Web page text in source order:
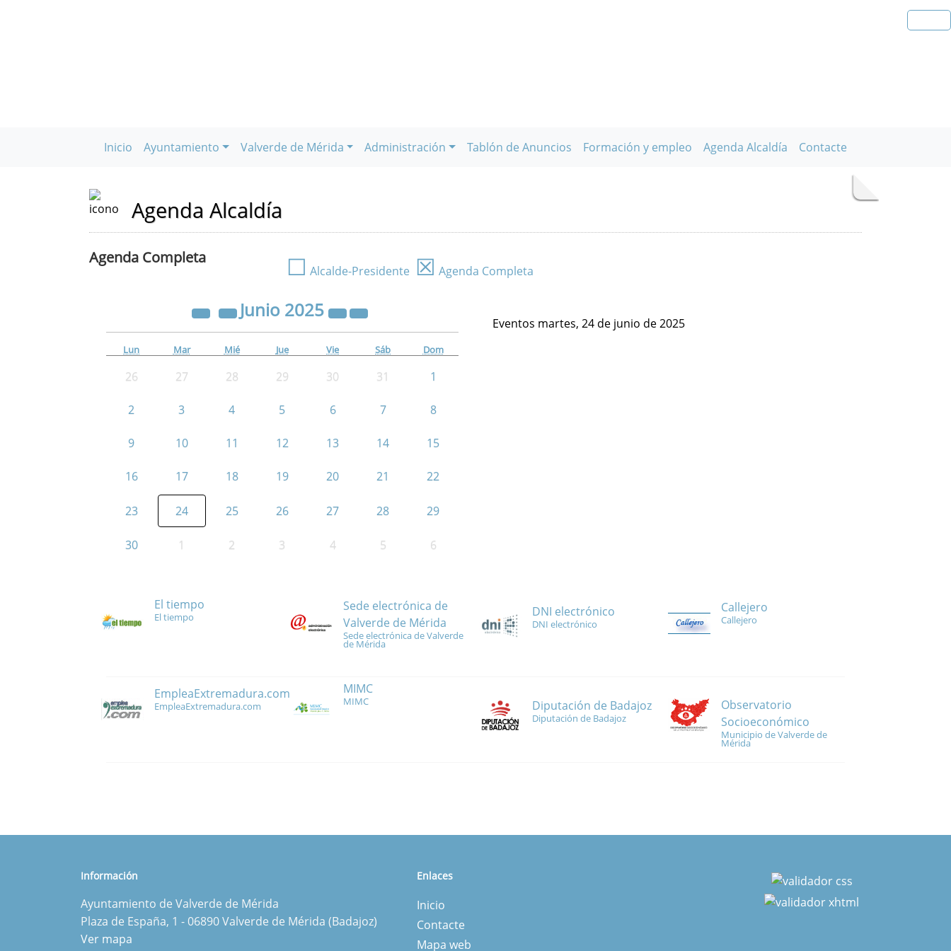
Inicio Ayuntamiento Valverde de Mérida Administración Tablón de Anuncios Formación y empleo Agenda Alcaldía Contacte
Agenda Alcaldía
Agenda Completa ☐ Alcalde-Presidente ☒ Agenda Completa
Junio 2025
Lun Mar Mié Jue Vie Sáb Dom
26 27 28 29 30 31 1
2 3 4 5 6 7 8
9 10 11 12 13 14 15
16 17 18 19 20 21 22
23 24 25 26 27 28 29
30 1 2 3 4 5 6
Eventos martes, 24 de junio de 2025
El tiempo
El tiempo
Sede electrónica de
Valverde de Mérida
Sede electrónica de Valverde
de Mérida
DNI electrónico
DNI electrónico
Callejero
Callejero
EmpleaExtremadura.com
EmpleaExtremadura.com
MIMC
MIMC Diputación de Badajoz
Diputación de Badajoz
Observatorio
Socioeconómico
Municipio de Valverde de
Mérida
Información
Ayuntamiento de Valverde de Mérida
Plaza de España, 1 - 06890 Valverde de Mérida (Badajoz)
Ver mapa
Enlaces
Inicio
Contacte
Mapa web